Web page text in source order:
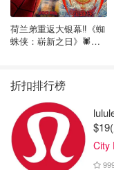
荷兰弟重返大银幕‼️《蜘
蛛侠：崭新之日》🕷️北
折扣排行榜
City